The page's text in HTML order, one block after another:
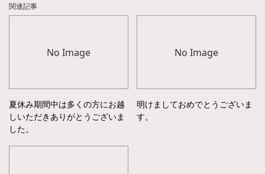
関連記事
No Image
夏休み期間中は多くの方にお越
しいただきありがとうございま
した。
No Image
明けましておめでとうございま
す。